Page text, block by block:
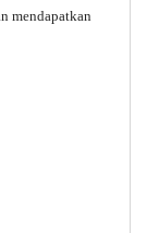
mendapatkan